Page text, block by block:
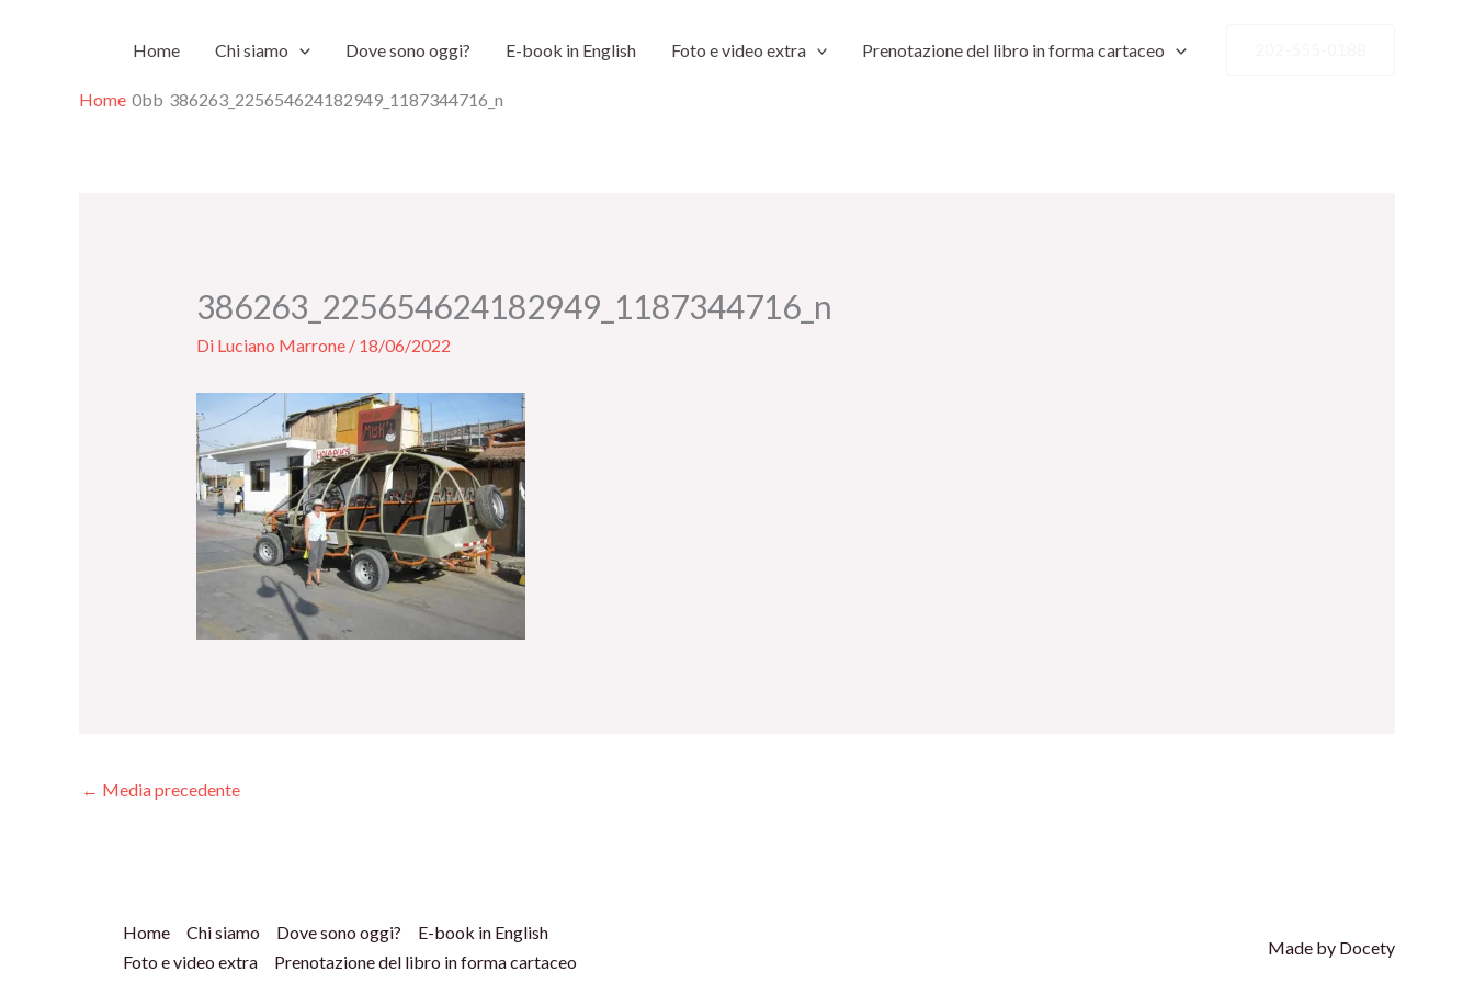
Home Chi siamo Dove sono oggi? E-book in English Foto e video extra Prenotazione del libro in forma cartaceo
Home 386263_225654624182949_1187344716_n
386263_225654624182949_1187344716_n
Di Luciano Marrone / 18/06/2022
← Media precedente
Home Chi siamo Dove sono oggi?
E-book in English
Foto e video extra
Prenotazione del libro in forma cartaceo
Made by Docety